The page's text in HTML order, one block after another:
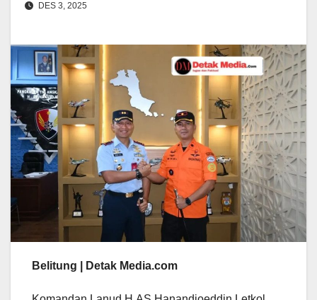
DES 3, 2025
Belitung | Detak Media.com